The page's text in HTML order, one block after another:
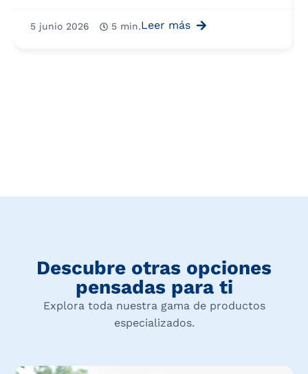
5 junio 2026 5 min.Leer más
Descubre otras opciones
pensadas para ti
Explora toda nuestra gama de productos
especializados.